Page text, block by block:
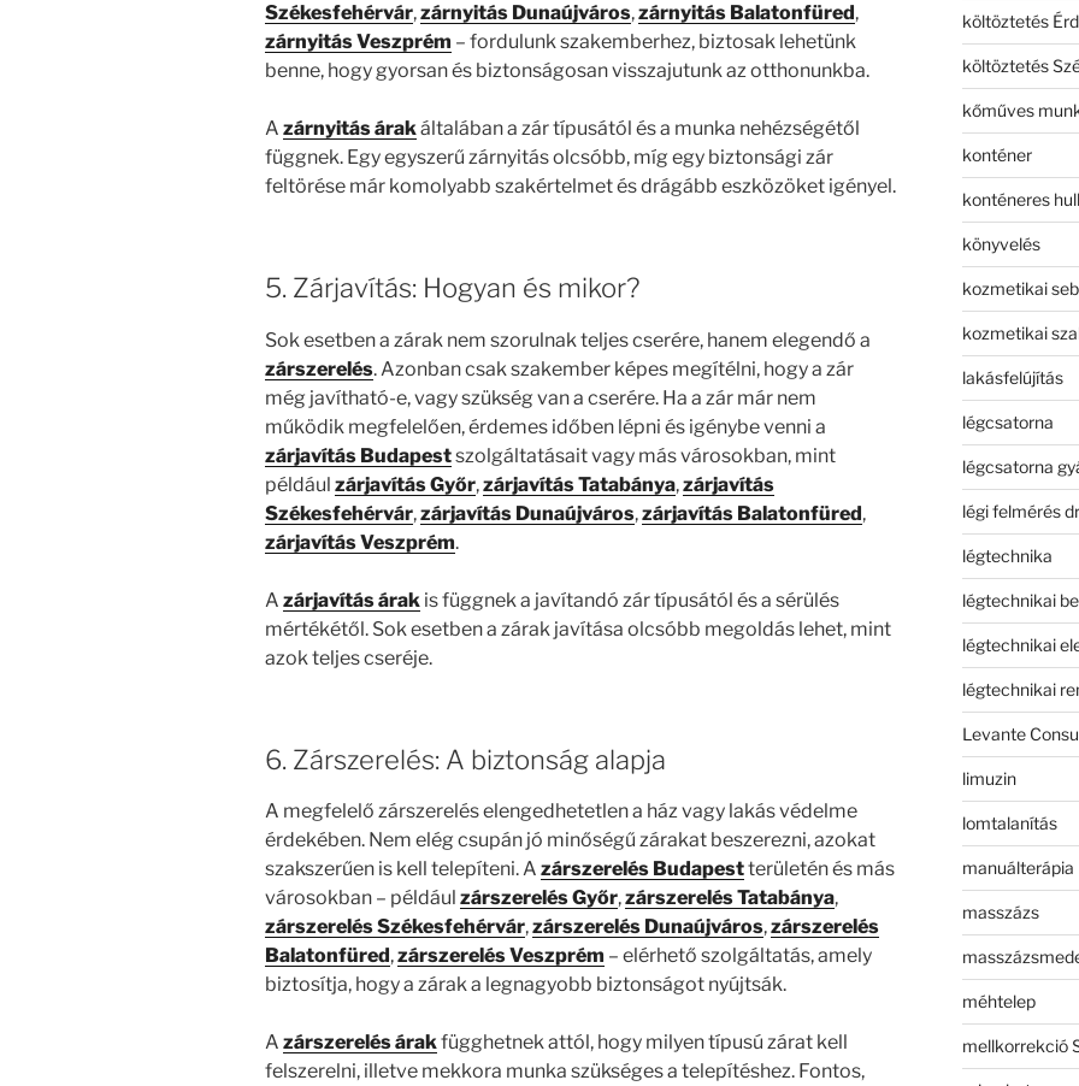
Székesfehérvár,zárnyitás Dunaújváros,zárnyitás Balatonfüred,
zárnyitás Veszprém – fordulunk szakemberhez, biztosak lehetünk
benne, hogy gyorsan és biztonságosan visszajutunk az otthonunkba.
A zárnyitás árakáltalában a zár típusától és a munka nehézségétől
függnek. Egy egyszerű zárnyitás olcsóbb, míg egy biztonsági zár
feltörése már komolyabb szakértelmet és drágább eszközöket igényel.
5. Zárjavítás: Hogyan és mikor?
Sok esetben a zárak nem szorulnak teljes cserére, hanem elegendő a
zárszerelés. Azonban csak szakember képes megítélni, hogy a zár
még javítható-e, vagy szükség van a cserére. Ha a zár már nem
működik megfelelően, érdemes időben lépni és igénybe venni a
zárjavítás Budapestszolgáltatásait vagy más városokban, mint
például zárjavítás Győr,zárjavítás Tatabánya,zárjavítás
Székesfehérvár,zárjavítás Dunaújváros,zárjavítás Balatonfüred,
zárjavítás Veszprém.
A zárjavítás árak is függnek a javítandó zár típusától és a sérülés
mértékétől. Sok esetben a zárak javítása olcsóbb megoldás lehet, mint
azok teljes cseréje.
6. Zárszerelés: A biztonság alapja
A megfelelő zárszerelés elengedhetetlen a ház vagy lakás védelme
érdekében. Nem elég csupán jó minőségű zárakat beszerezni, azokat
szakszerűen is kell telepíteni. A zárszerelés Budapestterületén és más
városokban – például zárszerelés Győr,zárszerelés Tatabánya,
zárszerelés Székesfehérvár,zárszerelés Dunaújváros,zárszerelés
Balatonfüred,zárszerelés Veszprém – elérhető szolgáltatás, amely
biztosítja, hogy a zárak a legnagyobb biztonságot nyújtsák.
A zárszerelés árakfügghetnek attól, hogy milyen típusú zárat kell
felszerelni, illetve mekkora munka szükséges a telepítéshez. Fontos,
költöztetés Érd
költöztetés
kőműves
konténer
konténeres
könyvelés
kozmetikai
kozmetikai
lakásfelújítás
légcsatorna
légcsatorna
légi felmérés
légtechnika
légtechnikai
légtechnikai
légtechnikai
Levante
limuzin
lomtalanítás
manuálterápia
masszázs
méhtelep
mellkorrekció